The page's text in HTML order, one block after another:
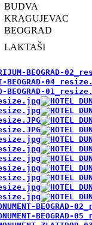
BUDVA
KRAGUJEVAC
BEOGRAD
LAKTAŠI